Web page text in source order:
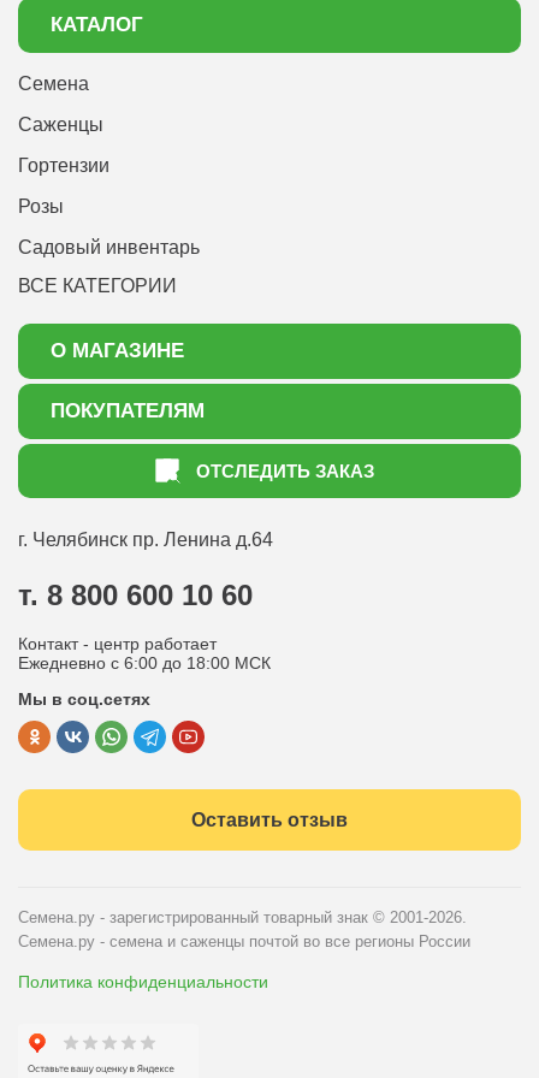
КАТАЛОГ
Семена
Саженцы
Гортензии
Розы
Садовый инвентарь
ВСЕ КАТЕГОРИИ
О МАГАЗИНЕ
О нас
Акции
ПОКУПАТЕЛЯМ
Как оформить заказ
Статьи садоводу
Оптовым покупателям
Политика конфиденциальности
Публичная оферта
ОТСЛЕДИТЬ ЗАКАЗ
г. Челябинск пр. Ленина д.64
т. 8 800 600 10 60
Контакт - центр работает
Ежедневно с 6:00 до 18:00 МСК
Мы в соц.сетях
Оставить отзыв
Семена.ру - зарегистрированный товарный знак © 2001-2026.
Семена.ру - семена и саженцы почтой во все регионы России
Политика конфиденциальности